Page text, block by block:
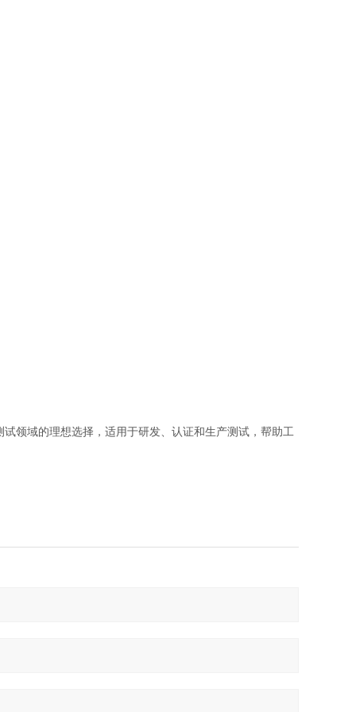
领域的理想选择，适用于研发、认证和生产测试，帮助工